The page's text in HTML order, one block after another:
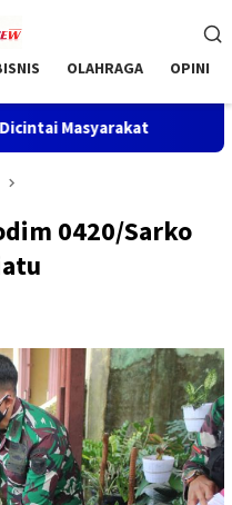
OLAHRAGA OPINI
Bupati OKU H
0420/Sarko